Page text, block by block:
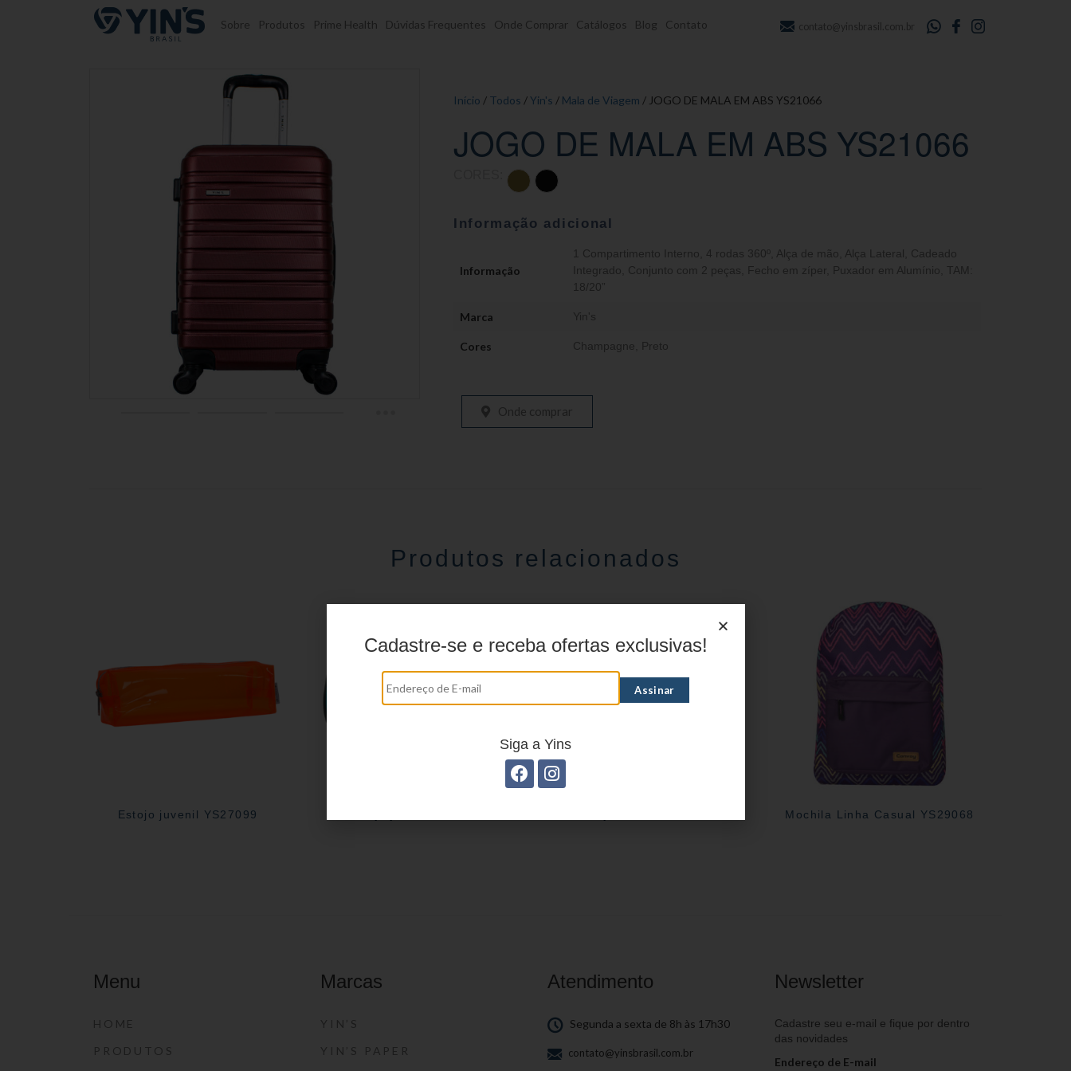
Pular para o conteúdo Sobre Produtos Prime Health Dúvidas Frequentes Onde Comprar Catálogos Blog Contato contato@yinsbrasil.com.br
Início / Todos /Yin's / Mala de Viagem / JOGO DE MALA EM ABS YS21066
JOGO DE MALA EM ABS YS21066
Informação adicional
Informação
1 Compartimento Interno 4 rodas 360º Alça de mão Alça Lateral
Cadeado
Integrado
Conjunto com 2 peças Fecho em zíper Puxador em Alumínio
TAM:
18/20”
Marca Yin's
Cores Champagne Preto
Onde comprar
Produtos relacionados
Estojo juvenil YS27099 Mochila Linha Casual YS29068
Menu
HOME
PRODUTOS
Marcas
YIN’S
YIN’S PAPER
Atendimento
Segunda a sexta de 8h às 17h30
contato@yinsbrasil.com.br
Newsletter
Cadastre seu e-mail e fique por dentro
das novidades
Endereço de E-mail
Cadastre-se e receba ofertas exclusivas!
Siga a Yins